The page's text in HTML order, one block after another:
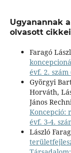
Ugyanannak
olvasott cikkei
Faragó
évf. 2. szám
Györgyi
Horváth,
János
Koncepció:
évf. 3-4.
László